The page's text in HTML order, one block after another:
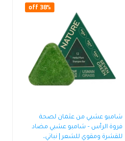
38% off
شامبو عشبي من عثمان لصحة
فروة الرأس – شامبو عشبي مضاد
للقشرة ومقوي للشعر | نباتي،